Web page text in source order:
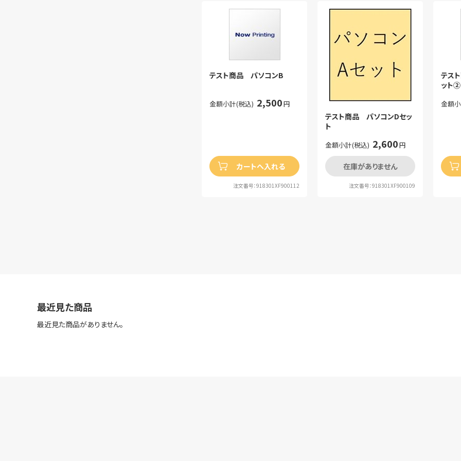
テスト商品 パソコンB
金額小計(税込) 2,500円
カートへ入れる
注文番号：918301XF900112
テスト商品 パソコンDセッ
ト
金額小計(税込) 2,600円
在庫がありません
注文番号：918301XF900109
テス
ット②
金額
最近見た商品
最近見た商品がありません。